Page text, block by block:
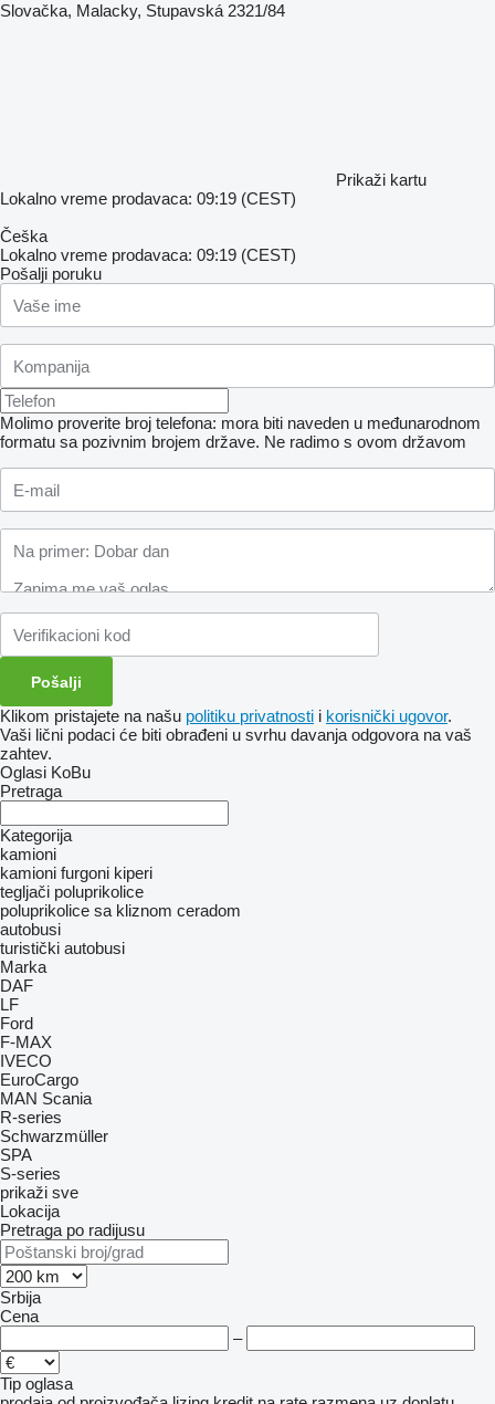
Slovačka, Malacky, Stupavská 2321/84
Prikaži kartu
Lokalno vreme prodavaca: 09:19 (CEST)
Češka
Lokalno vreme prodavaca: 09:19 (CEST)
Pošalji poruku
Molimo proverite broj telefona: mora biti naveden u međunarodnom
formatu sa pozivnim brojem države. Ne radimo s ovom državom
Klikom pristajete na našu politiku privatnosti i korisnički ugovor.
Vaši lični podaci će biti obrađeni u svrhu davanja odgovora na vaš
zahtev.
Oglasi KoBu
Pretraga
Kategorija
kamioni
kamioni furgoni kiperi
tegljači poluprikolice
poluprikolice sa kliznom ceradom
autobusi
turistički autobusi
Marka
DAF
LF
Ford
F-MAX
IVECO
EuroCargo
MAN Scania
R-series
Schwarzmüller
SPA
S-series
prikaži sve
Lokacija
Pretraga po radijusu
Srbija
Cena
–
Tip oglasa